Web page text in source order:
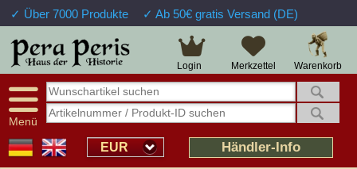
✓ Über 7000 Produkte ✓ Ab 50€ gratis Versand (DE)
Warenkorb
Merkzettel
Login
Menü
EUR Händler-Info
Große Auswahl
Verfügbarkeitsanzeige
Sendungsverfolgung
Intelligente Navigation
Freundlicher Service
14 Tage Widerrufsrecht
Über 25 Jahre Erfahrung
Schnelle Rücküberweisung
Kulant bei Retouren
Prof. Auftragsabwicklung
Übersicht Mittelalter-Produkte